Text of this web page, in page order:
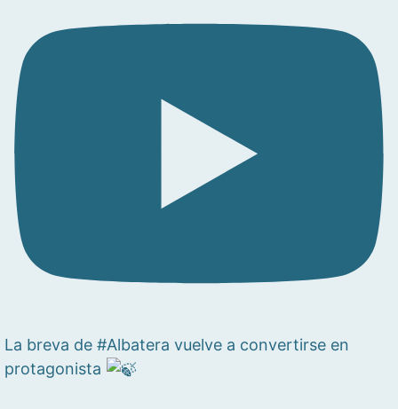
La breva de #Albatera vuelve a convertirse en
protagonista